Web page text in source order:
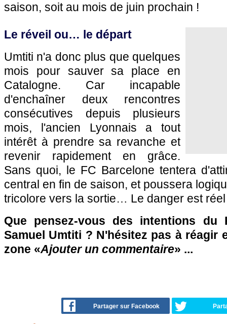
saison, soit au mois de juin prochain !
Le réveil ou… le départ
Umtiti n'a donc plus que quelques
mois pour sauver sa place en
Catalogne. Car incapable
d'enchaîner deux rencontres
consécutives depuis plusieurs
mois, l'ancien Lyonnais a tout
intérêt à prendre sa revanche et
revenir rapidement en grâce.
Sans quoi, le FC Barcelone tentera
central en fin de saison, et poussera
tricolore vers la sortie… Le danger est
Que pensez-vous des intentions du
Samuel Umtiti ? N'hésitez pas à réagir
zone «Ajouter un commentaire» ...
Partager sur Facebook